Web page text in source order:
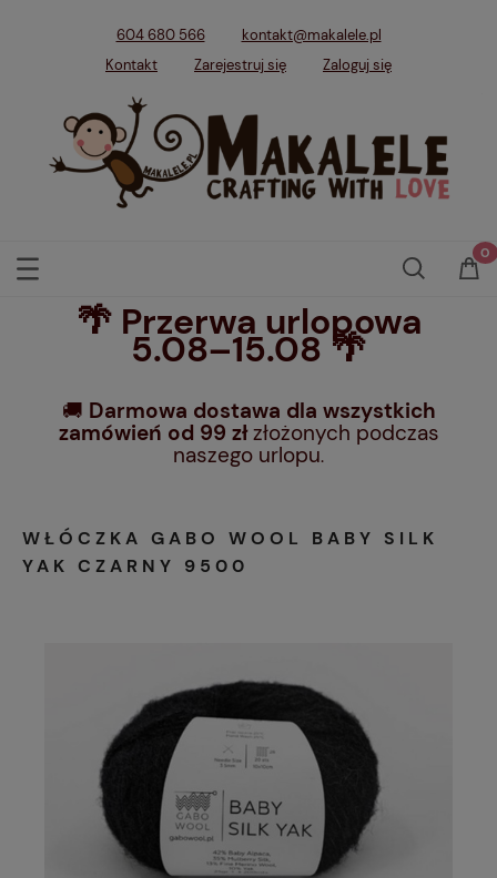
604 680 566
kontakt@makalele.pl
Kontakt
Zarejestruj się Zaloguj się
🌴 Przerwa urlopowa
5.08–15.08 🌴
🚚 Darmowa dostawa dla wszystkich
zamówień od 99 złzłożonych podczas
naszego urlopu.
WŁÓCZKA GABO WOOL BABY SILK
YAK CZARNY 9500